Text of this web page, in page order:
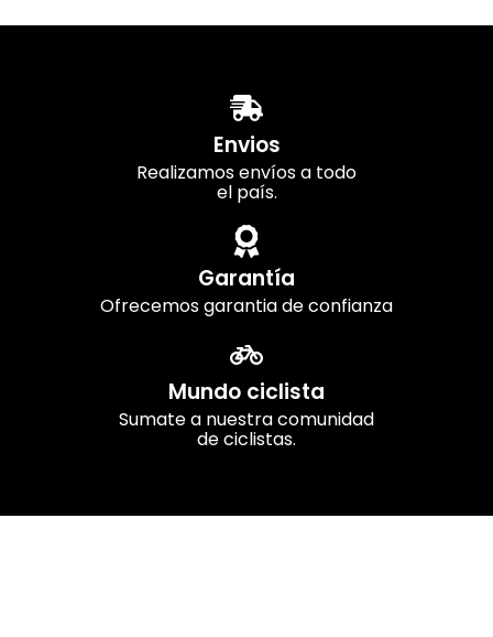
Envios
Realizamos envíos a todo
el país.
Garantía
Ofrecemos garantia de confianza
Mundo ciclista
Sumate a nuestra comunidad
de ciclistas.